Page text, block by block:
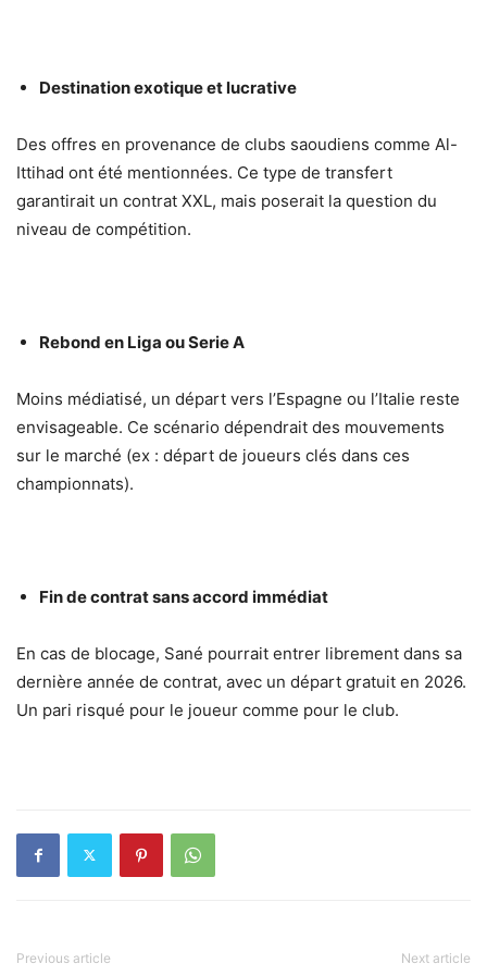
Destination exotique et lucrative
Des offres en provenance de clubs saoudiens comme Al-
Ittihad ont été mentionnées. Ce type de transfert
garantirait un contrat XXL, mais poserait la question du
niveau de compétition.
Rebond en Liga ou Serie A
Moins médiatisé, un départ vers l’Espagne ou l’Italie reste
envisageable. Ce scénario dépendrait des mouvements
sur le marché (ex : départ de joueurs clés dans ces
championnats).
Fin de contrat sans accord immédiat
En cas de blocage, Sané pourrait entrer librement dans sa
dernière année de contrat, avec un départ gratuit en 2026.
Un pari risqué pour le joueur comme pour le club.
Previous article Next article